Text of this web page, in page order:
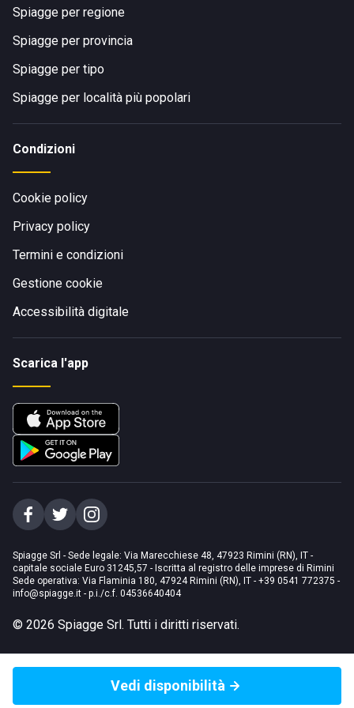
Spiagge per regione
Spiagge per provincia
Spiagge per tipo
Spiagge per località più popolari
Condizioni
Cookie policy
Privacy policy
Termini e condizioni
Gestione cookie
Accessibilità digitale
Scarica l'app
Spiagge Srl - Sede legale: Via Marecchiese 48, 47923 Rimini (RN), IT -
capitale sociale Euro 31245,57 - Iscritta al registro delle imprese di Rimini
Sede operativa: Via Flaminia 180, 47924 Rimini (RN), IT - +39 0541 772375 -
info@spiagge.it - p.i./c.f. 04536640404
© 2026 Spiagge Srl. Tutti i diritti riservati.
Vedi disponibilità